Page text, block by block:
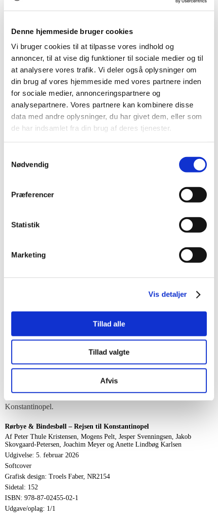
Denne hjemmeside bruger cookies
Vi bruger cookies til at tilpasse vores indhold og
annoncer, til at vise dig funktioner til sociale medier og til
at analysere vores trafik. Vi deler også oplysninger om
din brug af vores hjemmeside med vores partnere inden
for sociale medier, annonceringspartnere og
analysepartnere. Vores partnere kan kombinere disse
data med andre oplysninger, du har givet dem, eller som
de har indsamlet fra din brug af deres tjenester.
Nødvendig
Præferencer
Statistik
Marketing
Vis detaljer
Tillad alle
Tillad valgte
Afvis
RØRBYE & BINDESBØLL
– REJSEN TIL
dette tidspunkt var byen endnu ikke et populært rejsemål for
Bogen kaster lys over rejsen i en tid i forandring og undersøger
både mødet med den osmanniske verden og den betydning, rejsen
fik for Rørbyes og Bindesbølls kunstneriske virke. Det er
fortællingen om to pionerer, der drog mod det ukendte – og som
vendte hjem med tegninger, der i dag er unikke vidnesbyrd om
Konstantinopel.
Rørbye & Bindesbøll – Rejsen til Konstantinopel
Af Peter Thule Kristensen, Mogens Pelt, Jesper Svenningsen, Jakob
Skovgaard-Petersen, Joachim Meyer og Anette Lindbøg Karlsen
Udgivelse: 5. februar 2026
Softcover
Grafisk design: Troels Faber, NR2154
Sidetal: 152
ISBN: 978-87-02455-02-1
Udgave/oplag: 1/1